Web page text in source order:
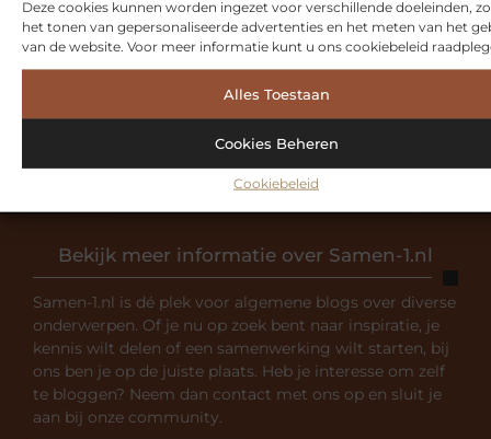
Deze cookies kunnen worden ingezet voor verschillende doeleinden,
het tonen van gepersonaliseerde advertenties en het meten van het
van de website. Voor meer informatie kunt u ons cookiebeleid
Alles Toestaan
Cookies Beheren
Cookiebeleid
Bekijk meer informatie over Samen-1.nl
Samen-1.nl is dé plek voor algemene blogs over diverse
onderwerpen. Of je nu op zoek bent naar inspiratie, je
kennis wilt delen of een samenwerking wilt starten, bij
ons ben je op de juiste plaats. Heb je interesse om zelf
te bloggen? Neem dan contact met ons op en sluit je
aan bij onze community.
VORIGE
Een 3D animatie laten maken? Zo werkt het.
VOLGENDE
Hoe je jouw huis af kunt stylen met de mooiste binnendeuren